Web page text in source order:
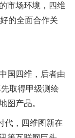
市场环境，四维
的全面合作关
国四维，后者由
取得甲级测绘
图产品。
代，四维图新在